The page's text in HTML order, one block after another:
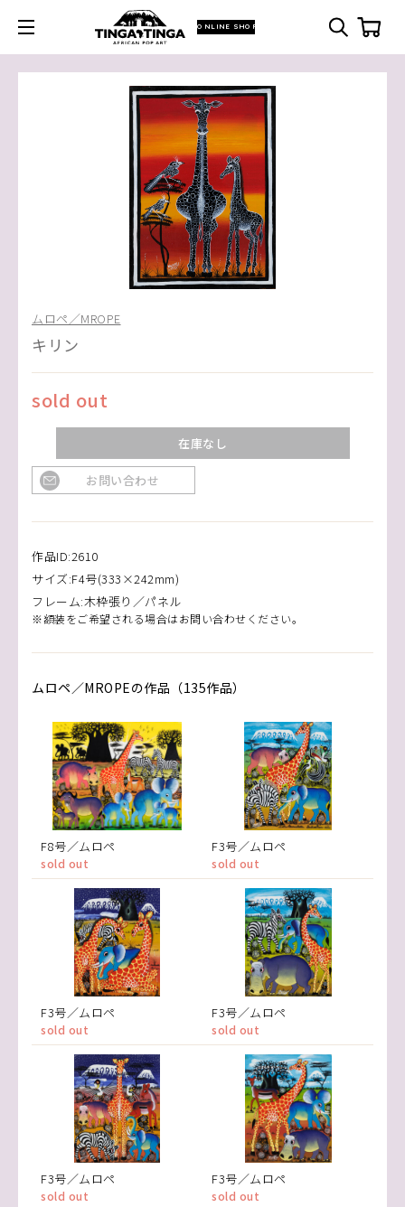
ONLINE SHOP
ムロペ／MROPE
キリン
sold out
在庫なし
お問い合わせ
作品ID:2610
サイズ:F4号(333×242mm)
フレーム:木枠張り／パネル
※額装をご希望される場合はお問い合わせください。
ムロペ／MROPEの作品（135作品）
F8号／ムロペ
sold out
F3号／ムロペ
sold out
F3号／ムロペ
sold out
F3号／ムロペ
sold out
F3号／ムロペ
sold out
F3号／ムロペ
sold out